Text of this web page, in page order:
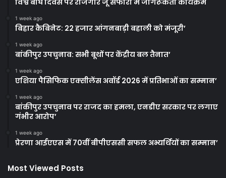
विश्व बाघ दिवस पर राजगीर जू सफारी में जागरूकता कार्यक्रम
1 week ago
बिहार कैबिनेट: 22 हजार आंगनबाड़ी बहाली को मंजूरी’
1 week ago
बांकीपुर उपचुनाव: सभी बूथों पर केंद्रीय बल तैनात’
1 week ago
एशिया पैसिफिक एक्सीलेंस अवॉर्ड 2026 में प्रतिभाओं का सम्मान’
1 week ago
बांकीपुर उपचुनाव पर राजद का हमला, एनडीए सरकार पर लगाए
गंभीर आरोप’
1 week ago
प्रेरणा आईएएस में 70वीं बीपीएससी सफल अभ्यर्थियों का सम्मान’
Most Viewed Posts